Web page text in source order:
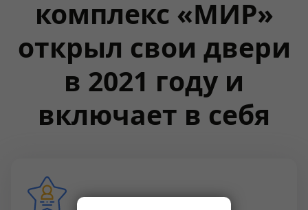
комплекс «МИР»
открыл свои двери
в 2021 году и
включает в себя